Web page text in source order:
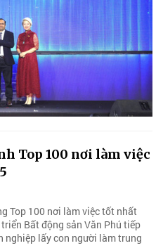
Top 100 nơi làm việc
Top 100 nơi làm việc tốt nhất
Bất động sản Văn Phú tiếp
nghiệp lấy con người làm trung